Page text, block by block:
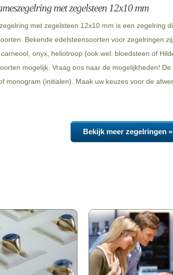
met zegelsteen 12x10 mm
met zegelsteen 12x10 mm is een zegelring
Bekende edelsteensoorten voor zegelringen
onyx, heliotroop (ook wel: bloedsteen of
mogelijk. Vraag ons naar de mogelijkheden!
monogram (initialen). Maak uw keuzes voor de
Bekijk meer zegelringen »